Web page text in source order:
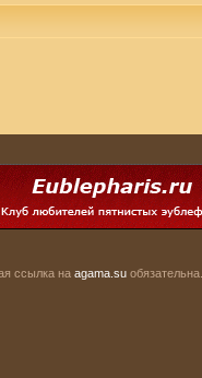
ссылка на agama.su обязательна.